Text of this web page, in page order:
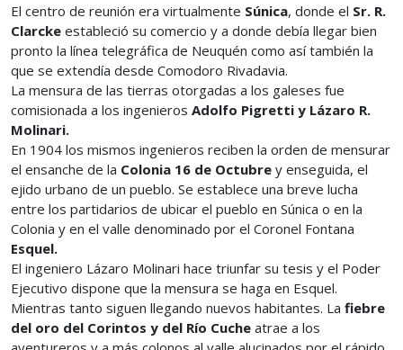
El centro de reunión era virtualmente Súnica, donde el Sr. R.
Clarcke estableció su comercio y a donde debía llegar bien
pronto la línea telegráfica de Neuquén como así también la
que se extendía desde Comodoro Rivadavia.
La mensura de las tierras otorgadas a los galeses fue
comisionada a los ingenieros Adolfo Pigretti y Lázaro R.
Molinari.
En 1904 los mismos ingenieros reciben la orden de mensurar
el ensanche de la Colonia 16 de Octubre y enseguida, el
ejido urbano de un pueblo. Se establece una breve lucha
entre los partidarios de ubicar el pueblo en Súnica o en la
Colonia y en el valle denominado por el Coronel Fontana
Esquel.
El ingeniero Lázaro Molinari hace triunfar su tesis y el Poder
Ejecutivo dispone que la mensura se haga en Esquel.
Mientras tanto siguen llegando nuevos habitantes. La fiebre
del oro del Corintos y del Río Cuche atrae a los